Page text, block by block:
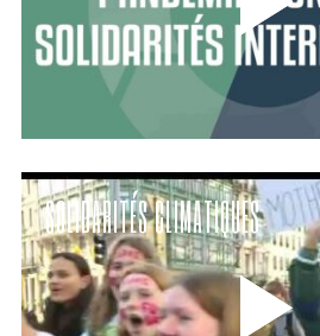
SOLIDARITÉS CLIMATIQUES